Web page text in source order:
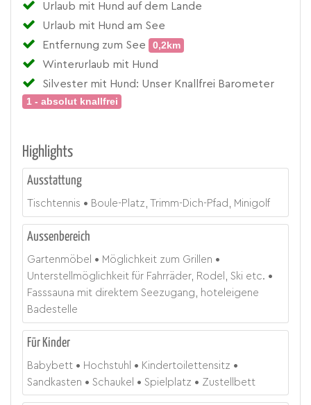
Urlaub mit Hund auf dem Lande
Urlaub mit Hund am See
Entfernung zum See
0,2km
Winterurlaub mit Hund
Silvester mit Hund: Unser Knallfrei Barometer
1 - absolut knallfrei
Highlights
Ausstattung
Tischtennis Boule-Platz, Trimm-Dich-Pfad, Minigolf
Aussenbereich
Gartenmöbel
Möglichkeit zum Grillen
Unterstellmöglichkeit für Fahrräder, Rodel, Ski etc.
Fasssauna mit direktem Seezugang, hoteleigene
Badestelle
Für Kinder
Babybett Hochstuhl
Kindertoilettensitz
Sandkasten
Schaukel Spielplatz Zustellbett